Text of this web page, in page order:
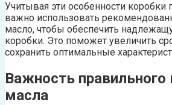
Учитывая эти особенности коробки
важно использовать
масло, чтобы обеспечить
коробки. Это поможет увеличить
сохранить оптимальные
Важность
масла